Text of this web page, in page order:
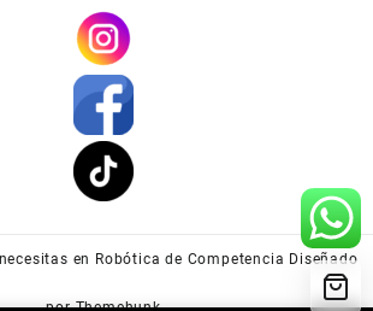
en Robótica de Competencia Diseñado